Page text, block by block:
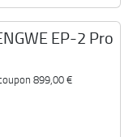
EP-2 Pro
899,00 €